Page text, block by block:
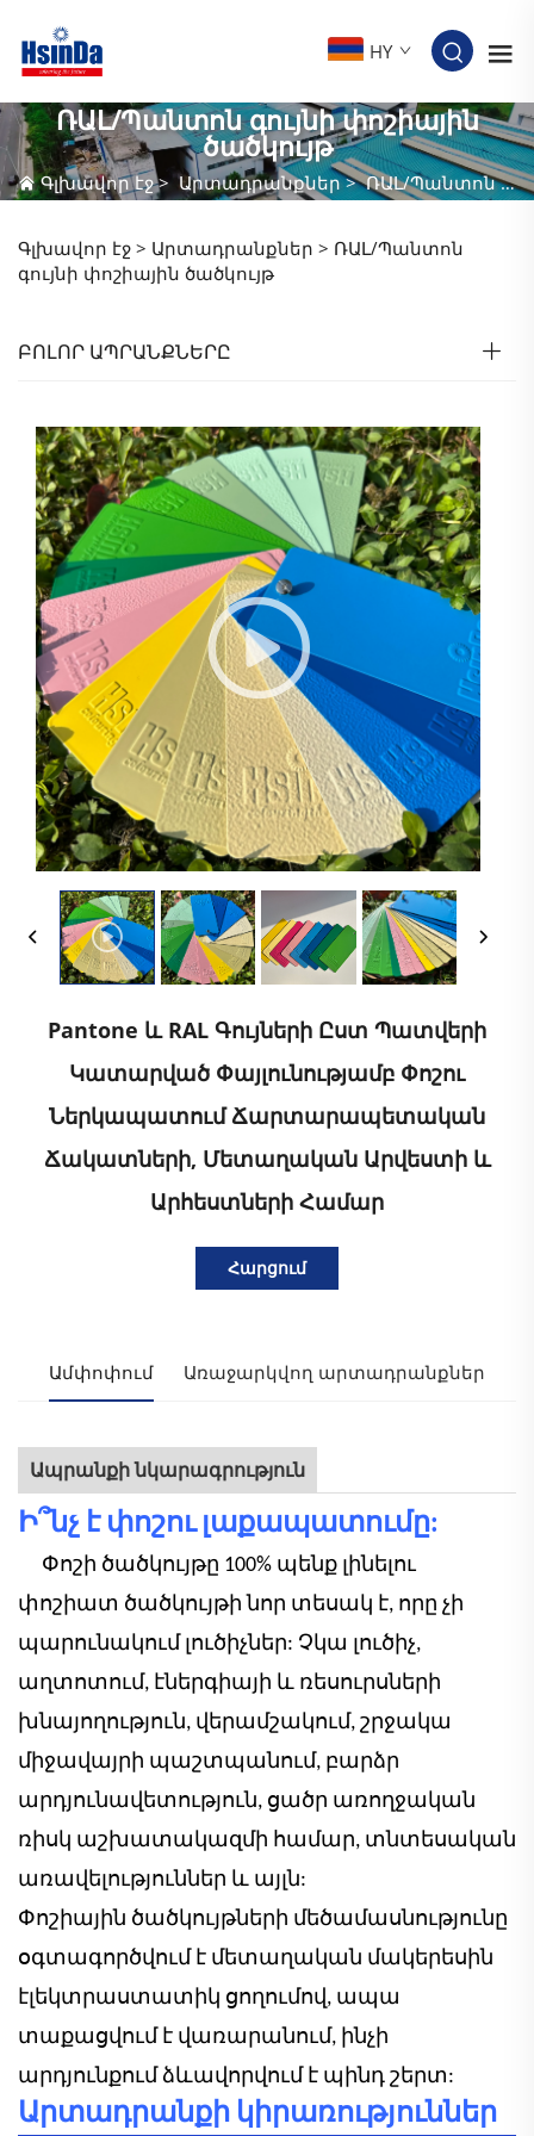
HY
ՌԱԼ/Պանտոն գույնի փոշիային
ծածկույթ
Գլխավոր էջ>Արտադրանքներ>ՌԱԼ/Պանտոն գույնի փոշիային ծածկույթ
Գլխավոր էջ > Արտադրանքներ > ՌԱԼ/Պանտոն
գույնի փոշիային ծածկույթ
ԲՈԼՈՐ ԱՊՐԱՆՔՆԵՐԸ
Pantone ԵՒ RAL Գույների Ըստ Պատվերի
Կատարված Փայլունությամբ Փոշու
Ներկապատում Ճարտարապետական
Ճակատների, Մետաղական Արվեստի ԵՒ
Արհեստների Համար
Հարցում
Ամփոփում Առաջարկվող արտադրանքներ
Ապրանքի նկարագրություն
Ի՞նչ է փոշու լաքապատումը:
Փոշի ծածկույթը 100% պենք լինելու
փոշիատ ծածկույթի նոր տեսակ է, որը չի
պարունակում լուծիչներ: Չկա լուծիչ,
աղտոտում, էներգիայի և ռեսուրսների
խնայողություն, վերամշակում, շրջակա
միջավայրի պաշտպանում, բարձր
արդյունավետություն, ցածր առողջական
ռիսկ աշխատակազմի համար, տնտեսական
առավելություններ և այլն:
Փոշիային ծածկույթների մեծամասնությունը
օգտագործվում է մետաղական մակերեսին
էլեկտրաստատիկ ցողումով, ապա
տաքացվում է վառարանում, ինչի
արդյունքում ձևավորվում է պինդ շերտ:
Արտադրանքի կիրառություններ